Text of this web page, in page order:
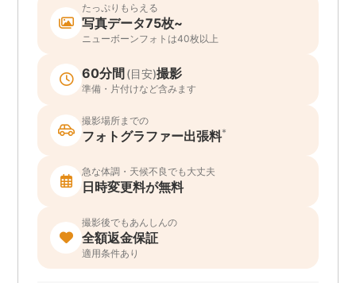
たっぷりもらえる
写真データ75枚~
ニューボーンフォトは40枚以上
60分間 (目安)撮影
準備・片付けなど含みます
撮影場所までの
フォトグラファー出張料*
急な体調・天候不良でも大丈夫
日時変更料が無料
撮影後でもあんしんの
全額返金保証
適用条件あり